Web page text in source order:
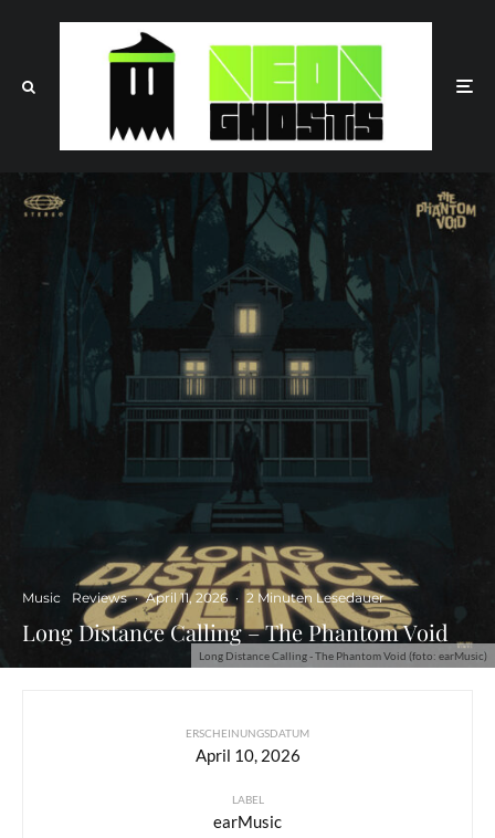
Long Distance Calling - The Phantom Void (foto: earMusic)
Music Reviews · April 11, 2026 · 2 Minuten Lesedauer
Long Distance Calling – The Phantom Void
ERSCHEINUNGSDATUM
April 10, 2026
LABEL
earMusic